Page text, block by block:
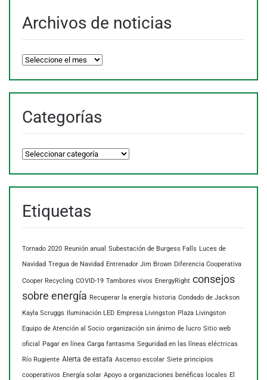
Archivos de noticias
Archivos
Categorías
Categorías
Etiquetas
Tornado 2020 Reunión anual Subestación de Burgess Falls Luces de
Navidad Tregua de Navidad Entrenador Jim Brown Diferencia Cooperativa
Cooper Recycling COVID-19 Tambores vivos EnergyRight consejos
sobre energía Recuperar la energía historia Condado de Jackson
Kayla Scruggs Iluminación LED Empresa Livingston Plaza Livingston
Equipo de Atención al Socio organización sin ánimo de lucro Sitio web
oficial
Pagar en línea Carga fantasma Seguridad en las líneas eléctricas
Río Rugiente Alerta de estafa Ascenso escolar Siete principios
cooperativos Energía solar Apoyo a organizaciones benéficas locales El